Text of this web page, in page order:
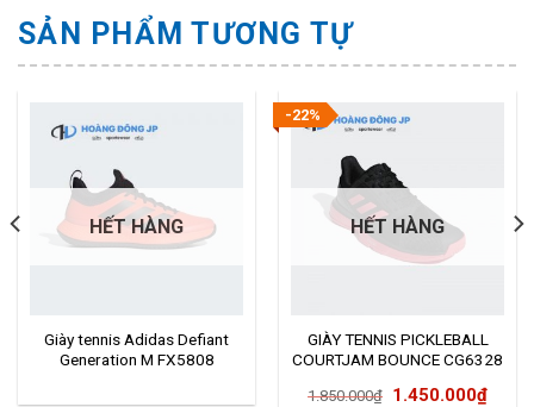
SẢN PHẨM TƯƠNG TỰ
HẾT HÀNG
Giày tennis Adidas Defiant
Generation M FX5808
-22%
HẾT HÀNG
GIÀY TENNIS PICKLEBALL
COURTJAM BOUNCE CG6328
1.850.000₫ Giá
1.450.000₫Giá